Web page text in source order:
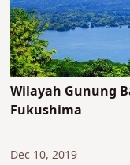
Wilayah Gunung
Fukushima
Dec 10, 2019